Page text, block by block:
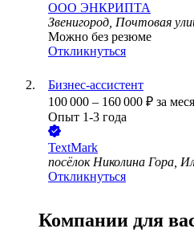
ООО ЭНКРИПТА
Звенигород, Почтовая
Можно без резюме
Откликнуться
Бизнес-ассистент
100 000 – 160 000 ₽ за
Опыт 1-3 года
TextMark
посёлок Николина Гора,
Откликнуться
Компании для